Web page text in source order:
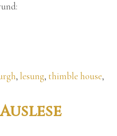
, lesung, thimble house,